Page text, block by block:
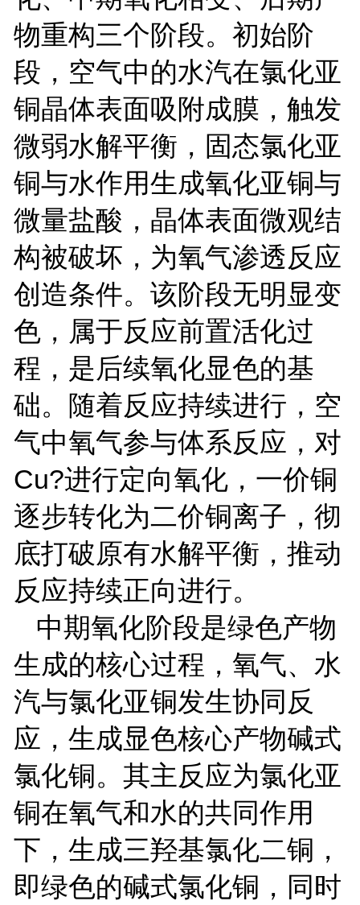
物重构三个阶段。初始阶
段，空气中的水汽在氯化亚
铜晶体表面吸附成膜，触发
微弱水解平衡，固态氯化亚
铜与水作用生成氧化亚铜与
微量盐酸，晶体表面微观结
构被破坏，为氧气渗透反应
创造条件。该阶段无明显变
色，属于反应前置活化过
程，是后续氧化显色的基
础。随着反应持续进行，空
气中氧气参与体系反应，对
Cu?进行定向氧化，一价铜
逐步转化为二价铜离子，彻
底打破原有水解平衡，推动
反应持续正向进行。
中期氧化阶段是绿色产物
生成的核心过程，氧气、水
汽与氯化亚铜发生协同反
应，生成显色核心产物碱式
氯化铜。其主反应为氯化亚
铜在氧气和水的共同作用
下，生成三羟基氯化二铜，
即绿色的碱式氯化铜，同时